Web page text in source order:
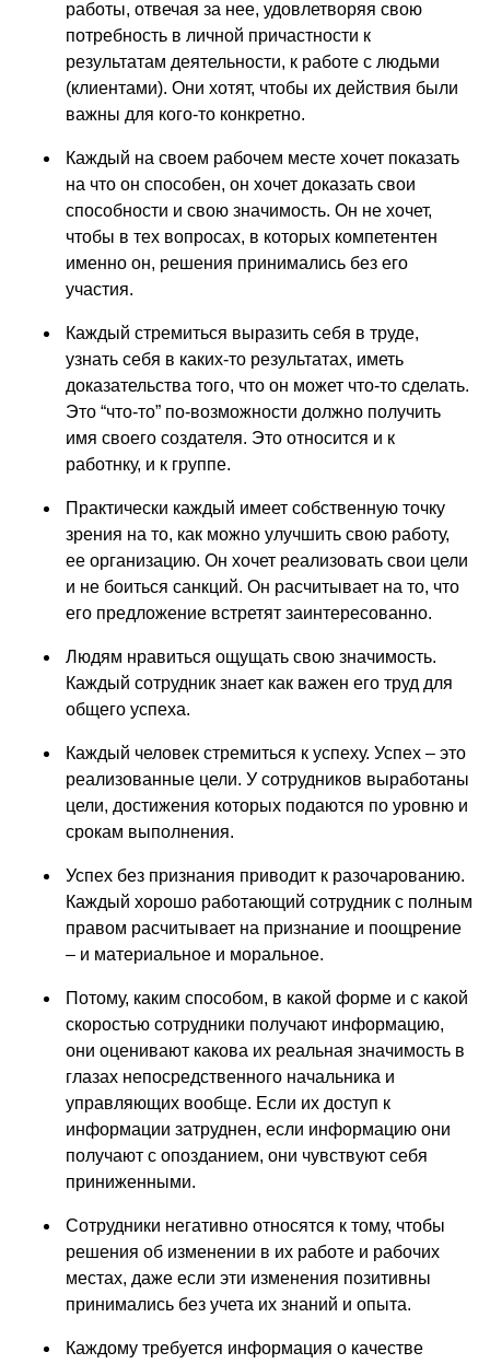
работы, отвечая за нее, удовлетворяя свою
потребность в личной причастности к
результатам деятельности, к работе с людьми
(клиентами). Они хотят, чтобы их действия были
важны для кого-то конкретно.
Каждый на своем рабочем месте хочет показать
на что он способен, он хочет доказать свои
способности и свою значимость. Он не хочет,
чтобы в тех вопросах, в которых компетентен
именно он, решения принимались без его
участия.
Каждый стремиться выразить себя в труде,
узнать себя в каких-то результатах, иметь
доказательства того, что он может что-то сделать.
Это “что-то” по-возможности должно получить
имя своего создателя. Это относится и к
работнку, и к группе.
Практически каждый имеет собственную точку
зрения на то, как можно улучшить свою работу,
ее организацию. Он хочет реализовать свои цели
и не боиться санкций. Он расчитывает на то, что
его предложение встретят заинтересованно.
Людям нравиться ощущать свою значимость.
Каждый сотрудник знает как важен его труд для
общего успеха.
Каждый человек стремиться к успеху. Успех – это
реализованные цели. У сотрудников выработаны
цели, достижения которых подаются по уровню и
срокам выполнения.
Успех без признания приводит к разочарованию.
Каждый хорошо работающий сотрудник с полным
правом расчитывает на признание и поощрение
– и материальное и моральное.
Потому, каким способом, в какой форме и с какой
скоростью сотрудники получают информацию,
они оценивают какова их реальная значимость в
глазах непосредственного начальника и
управляющих вообще. Если их доступ к
информации затруднен, если информацию они
получают с опозданием, они чувствуют себя
приниженными.
Сотрудники негативно относятся к тому, чтобы
решения об изменении в их работе и рабочих
местах, даже если эти изменения позитивны
принимались без учета их знаний и опыта.
Каждому требуется информация о качестве